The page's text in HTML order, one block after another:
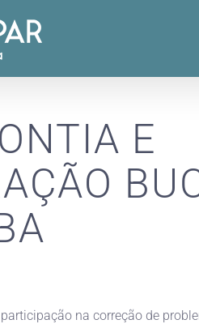
E
na correção de